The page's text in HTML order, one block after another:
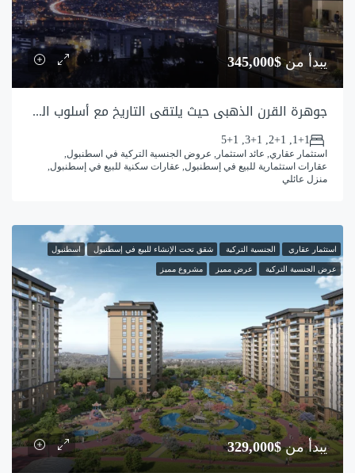
يبدأ من$345,000
جوهرة القرن الذهبي حيث يلتقي التاريخ مع أسلوب الحياة العصري
1+1, 2+1, 3+1, 5+1
استثمار عقاري, عائد استثمار, عروض الجنسية التركية في اسطنبول,
عقارات استثمارية للبيع في إسطنبول, عقارات سكنية للبيع في إسطنبول,
منزل عائلي
استثمار عقاري الجنسية التركية شقق تحت الإنشاء للبيع في إسطنبول اسطنبول
عرض الجنسية التركية عرض مميز مشروع مميز
يبدأ من$329,000